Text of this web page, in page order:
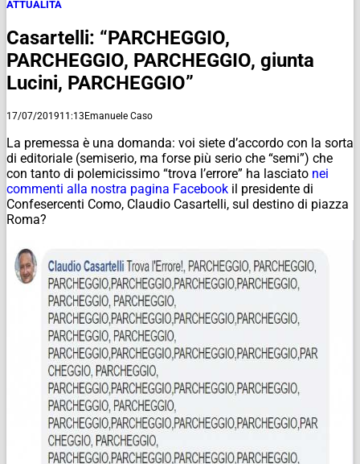
ATTUALITÀ
Casartelli: “PARCHEGGIO,
PARCHEGGIO, PARCHEGGIO, giunta
Lucini, PARCHEGGIO”
17/07/201911:13Emanuele Caso
La premessa è una domanda: voi siete d’accordo con la sorta
di editoriale (semiserio, ma forse più serio che “semi”) che
con tanto di polemicissimo “trova l’errore” ha lasciato nei
commenti alla nostra pagina Facebook il presidente di
Confesercenti Como, Claudio Casartelli, sul destino di piazza
Roma?